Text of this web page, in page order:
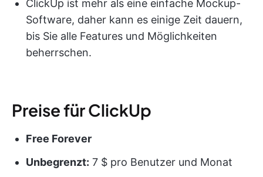
ClickUp ist mehr als eine einfache Mockup-
Software, daher kann es einige Zeit dauern,
bis Sie alle Features und Möglichkeiten
beherrschen.
Preise für ClickUp
Free Forever
Unbegrenzt: 7 $ pro Benutzer und Monat